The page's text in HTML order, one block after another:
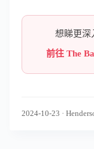
想睇更深
前往 The
2024-10-23 ·